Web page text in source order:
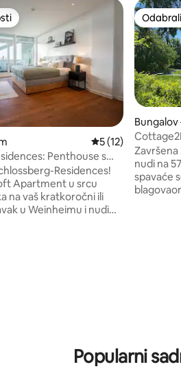
s oznakom „Odabrali gosti”
Prosječna ocjena:
5 (12)
Penthouse s
Residences!
Apartment u srcu
na vaš kratkoročni ili
u Weinheimu i nudi
Bungalov
nudi na
spavaće
Popularni